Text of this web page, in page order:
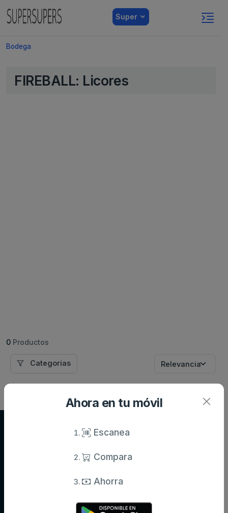
Super
Bodega
FIREBALL: Licores
0 Productos
Categorias
Ahora en tu móvil
Escanea
Compara
Ahorra
Información actualizada de miles de productos.